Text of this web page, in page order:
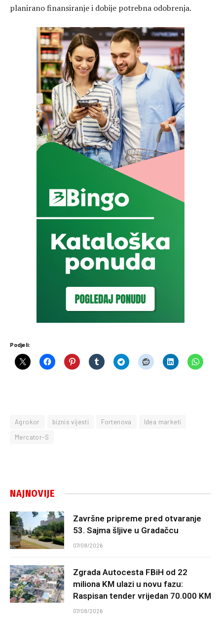
planirano finansiranje i dobije potrebna odobrenja.
Podjeli:
Agrokor biznis vijesti Fortenova
Idea marketi
Mercator-S
NAJNOVIJE
Završne pripreme pred otvaranje
53. Sajma šljive u Gradačcu
07/08/2026
Zgrada Autocesta FBiH od 22
miliona KM ulazi u novu fazu:
Raspisan tender vrijedan 70.000 KM
07/08/2026